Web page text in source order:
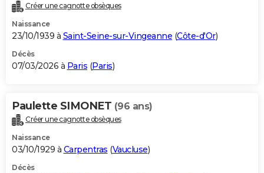
Créer une cagnotte obsèques
Naissance
23/10/1939 à Saint-Seine-sur-Vingeanne (Côte-d'Or)
Décès
07/03/2026 à Paris (Paris)
Paulette SIMONET (96 ans)
Créer une cagnotte obsèques
Naissance
03/10/1929 à Carpentras (Vaucluse)
Décès